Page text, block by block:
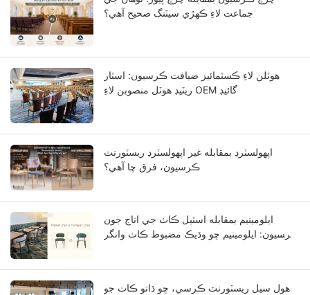
جماعت لاءِ ڪهڙي سيٽنگ صحيح آهي؟
هوٽلن لاءِ ڪسٽمائيز ضيافت ڪرسيون: اسٽار
ريٽيڊ هوٽل منصوبن لاءِ OEM گائيڊ
اپهولسٽرڊ بمقابله غير اپهولسٽرڊ ريسٽورنٽ
ڪرسيون، فرق ڇا آهي؟
ايلومينيم بمقابله اسٽيل ڪاٺ جي اناج جون
ڪرسيون: ايلومينيم ڇو وڌيڪ مضبوط ڪاٺ وانگر
هول سيل ريسٽورنٽ ڪرسي، ڇو ڌاتو ڪاٺ جو